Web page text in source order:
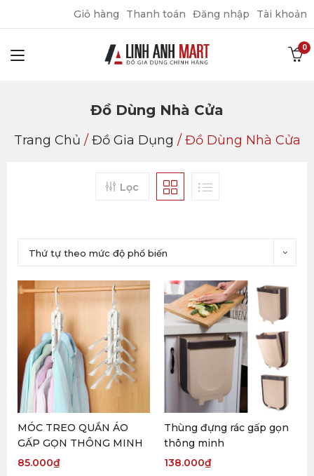
Giỏ hàng Thanh toán Đăng nhập Tài khoản
Đồ Dùng Nhà Cửa
Trang Chủ / Đồ Gia Dụng / Đồ Dùng Nhà Cửa
Lọc
Thứ tự theo mức độ phổ biến
MÓC TREO QUẦN ÁO
GẤP GỌN THÔNG MINH
85.000₫
Thùng đựng rác gấp gọn
thông minh
138.000₫